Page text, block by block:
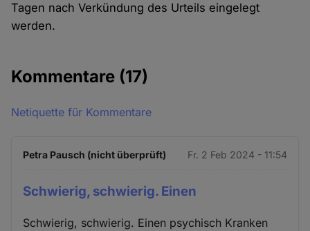
Tagen nach Verkündung des Urteils eingelegt
werden.
Kommentare (17)
Netiquette für Kommentare
Petra Pausch (nicht überprüft) Fr. 2 Feb 2024 - 11:54
Schwierig, schwierig. Einen
Schwierig, schwierig. Einen psychisch Kranken